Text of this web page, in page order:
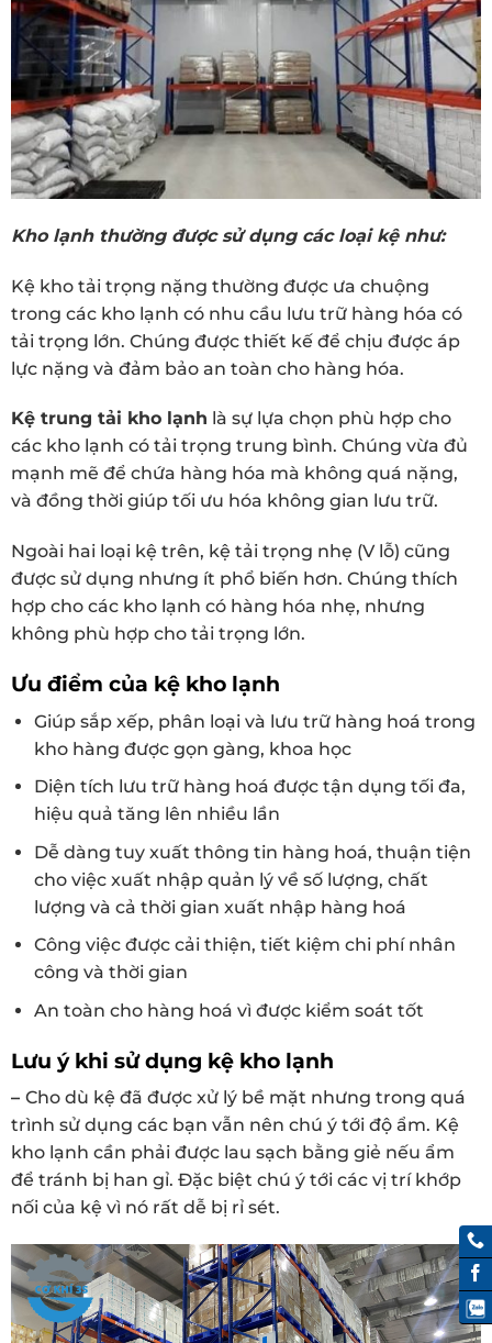
Kho lạnh thường được sử dụng các loại kệ như:
Kệ kho tải trọng nặng thường được ưa chuộng
trong các kho lạnh có nhu cầu lưu trữ hàng hóa có
tải trọng lớn. Chúng được thiết kế để chịu được áp
lực nặng và đảm bảo an toàn cho hàng hóa.
Kệ trung tải kho lạnh là sự lựa chọn phù hợp cho
các kho lạnh có tải trọng trung bình. Chúng vừa đủ
mạnh mẽ để chứa hàng hóa mà không quá nặng,
và đồng thời giúp tối ưu hóa không gian lưu trữ.
Ngoài hai loại kệ trên, kệ tải trọng nhẹ (V lỗ) cũng
được sử dụng nhưng ít phổ biến hơn. Chúng thích
hợp cho các kho lạnh có hàng hóa nhẹ, nhưng
không phù hợp cho tải trọng lớn.
Ưu điểm của kệ kho lạnh
Giúp sắp xếp, phân loại và lưu trữ hàng hoá trong
kho hàng được gọn gàng, khoa học
Diện tích lưu trữ hàng hoá được tận dụng tối đa,
hiệu quả tăng lên nhiều lần
Dễ dàng tuy xuất thông tin hàng hoá, thuận tiện
cho việc xuất nhập quản lý về số lượng, chất
lượng và cả thời gian xuất nhập hàng hoá
Công việc được cải thiện, tiết kiệm chi phí nhân
công và thời gian
An toàn cho hàng hoá vì được kiểm soát tốt
Lưu ý khi sử dụng kệ kho lạnh
– Cho dù kệ đã được xử lý bề mặt nhưng trong quá
trình sử dụng các bạn vẫn nên chú ý tới độ ẩm. Kệ
kho lạnh cần phải được lau sạch bằng giẻ nếu ẩm
để tránh bị han gỉ. Đặc biệt chú ý tới các vị trí khớp
nối của kệ vì nó rất dễ bị rỉ sét.